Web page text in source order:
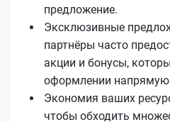
предложение.
Эксклюзивные
партнёры часто
акции и бонусы,
оформлении
Экономия ваших
чтобы обходить